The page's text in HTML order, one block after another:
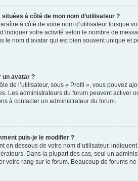
à côté de mon nom d’utilisateur ?
à côté de votre nom d’utilisateur lorsque
votre activité selon le nombre de
le nom d’avatar qui est bien souvent unique et
un avatar ?
de l’utilisateur, sous « Profil », vous pouvez
Les administrateurs du forum peuvent
à contacter un administrateur du forum.
puis-je le modifier ?
en dessous de votre nom d’utilisateur,
Dans la plupart des cas, seul un
votre rang sur le forum. Beaucoup de forums